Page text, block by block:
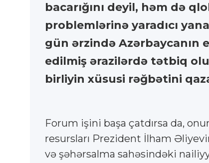
bacarığını deyil, həm də
problemlərinə yaradıcı
gün ərzində Azərbaycanın
edilmiş ərazilərdə tətbiq
birliyin xüsusi rəğbətini
Forum işini başa çatdırsa da,
resursları Prezident İlham
və şəhərsalma sahəsindəki